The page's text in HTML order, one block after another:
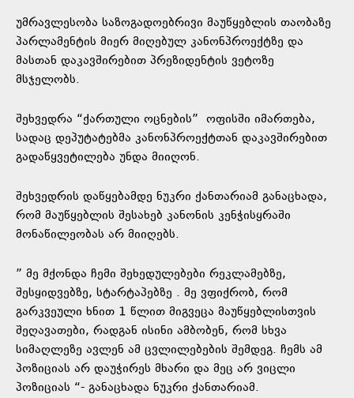
უმრავლესობა საზოგადოებრივი მაუწყებლის თაობაზე
პარლამენტის მიერ მიღებულ კანონპროექტზე და
მასთან დაკავშირებით პრეზიდენტის ვეტოზე
მსჯელობს.
შეხვედრა “ქართული ოცნების” ოფისში იმართება,
სადაც დეპუტატებმა კანონპროექტთან დაკავშირებით
გადაწყვეტილება უნდა მიიღონ.
შეხვედრის დაწყებამდე ნუკრი ქანთარიამ განაცხადა,
რომ მაუწყებლის შესახებ კანონის კენჭისყრაში
მონაწილეობას არ მიიღებს.
” მე მქონდა ჩემი შეხედულებები რეკლამებზე,
შესყიდვებზე, სტარტაპებზე . მე ვფიქრობ, რომ
გარკვეული ხნით 1 წლით მიგვეცა მაუწყებლისთვის
შეღავათები, რადგან ისინი ამბობენ, რომ სხვა
სიმაღლეზე ავლენ ამ ცვლილებების შემდეგ. ჩემს ამ
პოზიციას არ დაუჭირეს მხარი და მეც არ ვიცლი
პოზიციას “- განაცხადა ნუკრი ქანთარიამ.